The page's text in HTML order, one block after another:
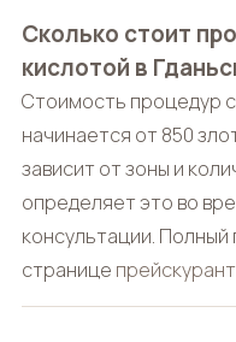
Сколько стоит
кислотой в
Стоимость процедур
начинается от 850
зависит от зоны и
определяет это во
консультации.
странице